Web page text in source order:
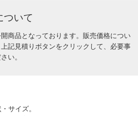
ついて
商品となっております。販売価格につい
記見積りボタンをクリックして、必要事
い。
サイズ。